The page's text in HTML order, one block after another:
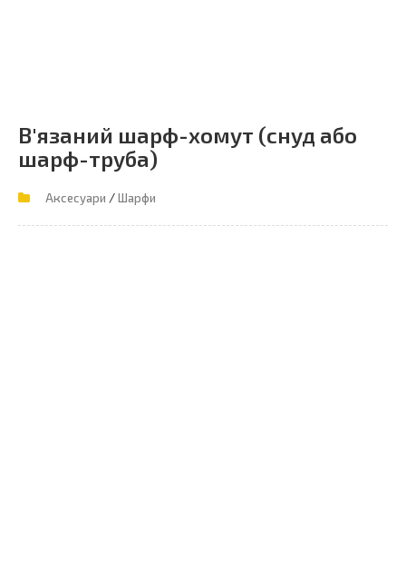
В'язаний шарф-хомут (снуд або
шарф-труба)
Аксесуари /Шарфи